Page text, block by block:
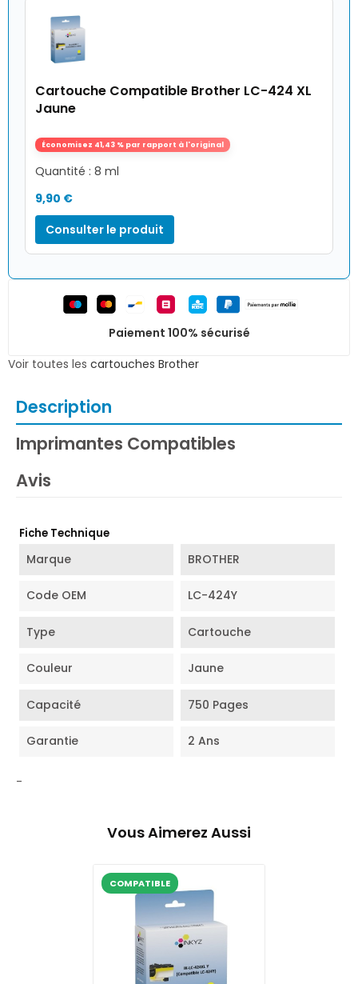
Cartouche Compatible Brother LC-424 XL
Jaune
Économisez 41,43 % par rapport à l'original
Quantité : 8 ml
9,90 €
Consulter le produit
Paiement 100% sécurisé
Voir toutes les cartouches Brother
Description
Imprimantes Compatibles
Avis
Fiche Technique
Marque BROTHER
Code OEM LC-424Y
Type Cartouche
Couleur Jaune
Capacité 750 Pages
Garantie 2 Ans
-
Vous Aimerez Aussi
COMPATIBLE